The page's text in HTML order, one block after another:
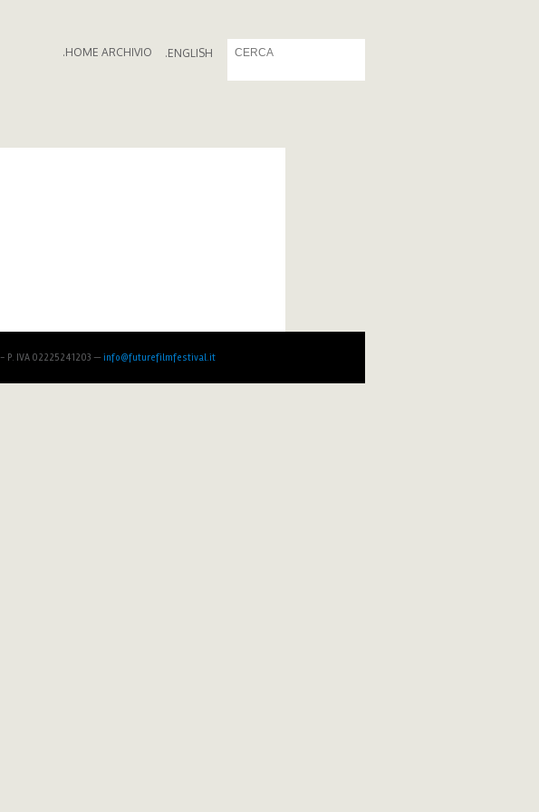
.ENGLISH
.HOME ARCHIVIO
P. IVA 02225241203 —info@futurefilmfestival.it